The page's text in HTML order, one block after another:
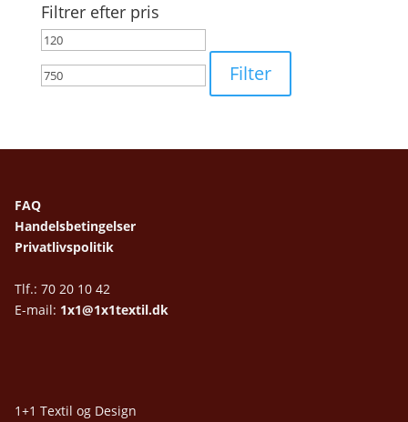
Filtrer efter pris
Mindste
Filter
FAQ
Handelsbetingelser
Privatlivspolitik
Tlf.: 70 20 10 42
E-mail: 1x1@1x1textil.dk
1+1 Textil og Design